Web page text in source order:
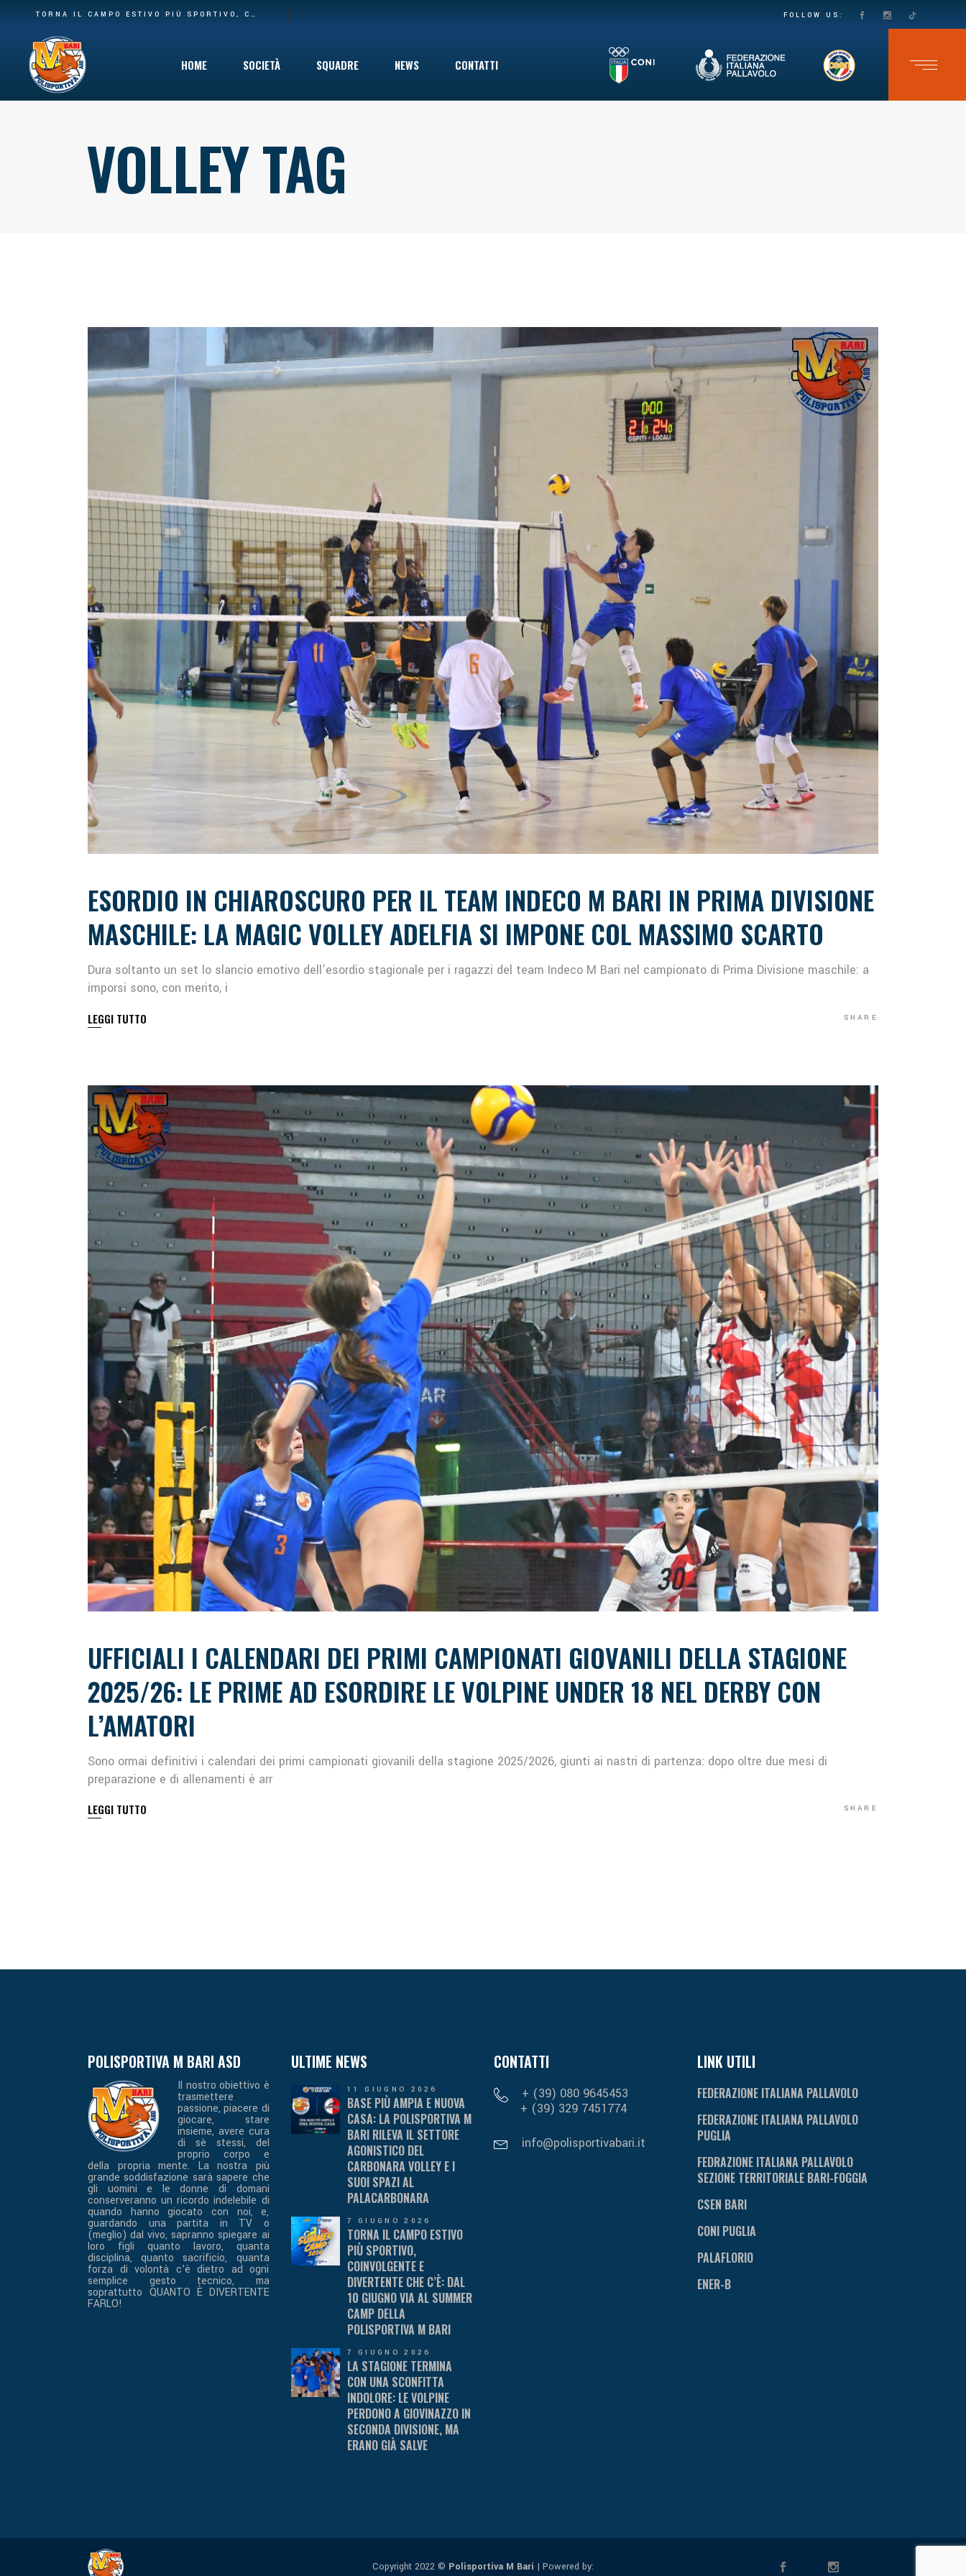
TORNA IL CAMPO ESTIVO PIÙ SPORTIVO, COINVOLGENTE E DIVERTENTE CHE C’È: DAL 10 GIUGNO VIA AL SUMMER CAMP DELLA POLISPORTIVA M BARI FOLLOW US:
HOME SOCIETÀ
Mission
Safeguarding
SQUADRE NEWS CONTATTI
VOLLEY TAG
ESORDIO IN CHIAROSCURO PER IL TEAM INDECO M BARI IN PRIMA DIVISIONE
MASCHILE: LA MAGIC VOLLEY ADELFIA SI IMPONE COL MASSIMO SCARTO
Dura soltanto un set lo slancio emotivo dell’esordio stagionale per i ragazzi del team Indeco M Bari nel campionato di Prima Divisione maschile: a
imporsi sono, con merito, i
LEGGI TUTTO SHARE
UFFICIALI I CALENDARI DEI PRIMI CAMPIONATI GIOVANILI DELLA STAGIONE
2025/26: LE PRIME AD ESORDIRE LE VOLPINE UNDER 18 NEL DERBY CON
L’AMATORI
Sono ormai definitivi i calendari dei primi campionati giovanili della stagione 2025/2026, giunti ai nastri di partenza: dopo oltre due mesi di
preparazione e di allenamenti è arr
LEGGI TUTTO SHARE
POLISPORTIVA M BARI ASD
Il nostro obiettivo è
trasmettere
passione, piacere di
giocare, stare
insieme, avere cura
di sè stessi, del
proprio corpo e
della propria mente. La nostra più
grande soddisfazione sarà sapere che
gli uomini e le donne di domani
conserveranno un ricordo indelebile di
quando hanno giocato con noi, e,
guardando una partita in TV o
(meglio) dal vivo, sapranno spiegare ai
loro figli quanto lavoro, quanta
disciplina, quanto sacrificio, quanta
forza di volontà c’è dietro ad ogni
semplice gesto tecnico, ma
soprattutto QUANTO È DIVERTENTE
FARLO!
ULTIME NEWS
11 GIUGNO 2026
BASE PIÙ AMPIA E NUOVA
CASA: LA POLISPORTIVA M
BARI RILEVA IL SETTORE
AGONISTICO DEL
CARBONARA VOLLEY E I
SUOI SPAZI AL
PALACARBONARA
7 GIUGNO 2026
TORNA IL CAMPO ESTIVO
PIÙ SPORTIVO,
COINVOLGENTE E
DIVERTENTE CHE C’È: DAL
10 GIUGNO VIA AL SUMMER
CAMP DELLA
POLISPORTIVA M BARI
7 GIUGNO 2026
LA STAGIONE TERMINA
CON UNA SCONFITTA
INDOLORE: LE VOLPINE
PERDONO A GIOVINAZZO IN
SECONDA DIVISIONE, MA
ERANO GIÀ SALVE
CONTATTI
+ (39) 080 9645453
+ (39) 329 7451774
info@polisportivabari.it
LINK UTILI
FEDERAZIONE ITALIANA PALLAVOLO
FEDERAZIONE ITALIANA PALLAVOLO
PUGLIA
FEDRAZIONE ITALIANA PALLAVOLO
SEZIONE TERRITORIALE BARI-FOGGIA
CSEN BARI
CONI PUGLIA
PALAFLORIO
ENER-B
Copyright 2022 © Polisportiva M Bari | Powered by: